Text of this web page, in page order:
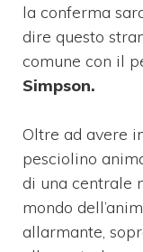
la conferma
dire questo
comune con il
Simpson.
Oltre ad avere
pesciolino
di una centrale
mondo
allarmante,